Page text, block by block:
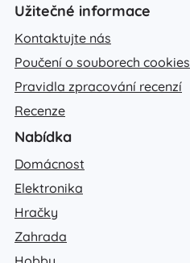
Užitečné informace
Kontaktujte nás
Poučení o souborech cookies
Pravidla zpracování recenzí
Recenze
Nabídka
Domácnost
Elektronika
Hračky
Zahrada